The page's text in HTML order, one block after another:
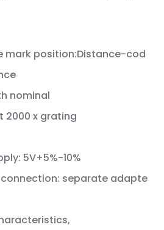
mark position:Distance-cod
nominal
2000 x grating
5V+5%-10%
separate adapte